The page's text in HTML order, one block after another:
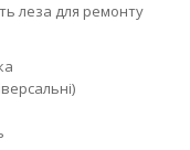
леза для ремонту